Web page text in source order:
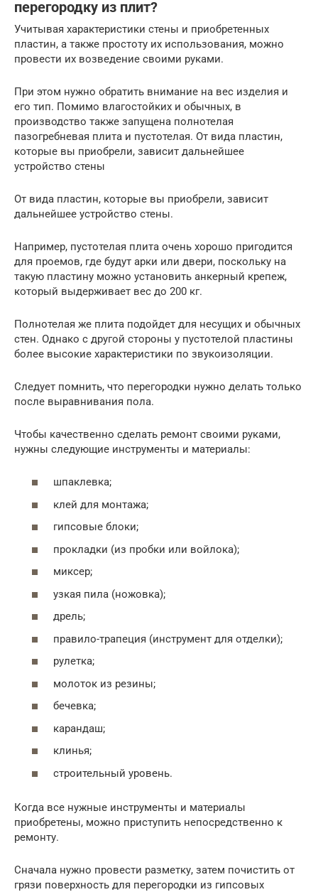
перегородку из плит?
Учитывая характеристики стены и приобретенных
пластин, а также простоту их использования, можно
провести их возведение своими руками.
При этом нужно обратить внимание на вес изделия и
его тип. Помимо влагостойких и обычных, в
производство также запущена полнотелая
пазогребневая плита и пустотелая. От вида пластин,
которые вы приобрели, зависит дальнейшее
устройство стены
От вида пластин, которые вы приобрели, зависит
дальнейшее устройство стены.
Например, пустотелая плита очень хорошо пригодится
для проемов, где будут арки или двери, поскольку на
такую пластину можно установить анкерный крепеж,
который выдерживает вес до 200 кг.
Полнотелая же плита подойдет для несущих и обычных
стен. Однако с другой стороны у пустотелой пластины
более высокие характеристики по звукоизоляции.
Следует помнить, что перегородки нужно делать только
после выравнивания пола.
Чтобы качественно сделать ремонт своими руками,
нужны следующие инструменты и материалы:
шпаклевка;
клей для монтажа;
гипсовые блоки;
прокладки (из пробки или войлока);
миксер;
узкая пила (ножовка);
дрель;
правило-трапеция (инструмент для отделки);
рулетка;
молоток из резины;
бечевка;
карандаш;
клинья;
строительный уровень.
Когда все нужные инструменты и материалы
приобретены, можно приступить непосредственно к
ремонту.
Сначала нужно провести разметку, затем почистить от
грязи поверхность для перегородки из гипсовых